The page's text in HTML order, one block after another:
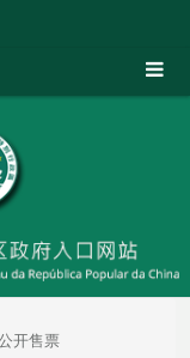
开售票